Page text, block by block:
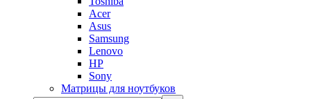
Acer
Asus
Samsung
Lenovo
HP
Sony
Матрицы для ноутбуков